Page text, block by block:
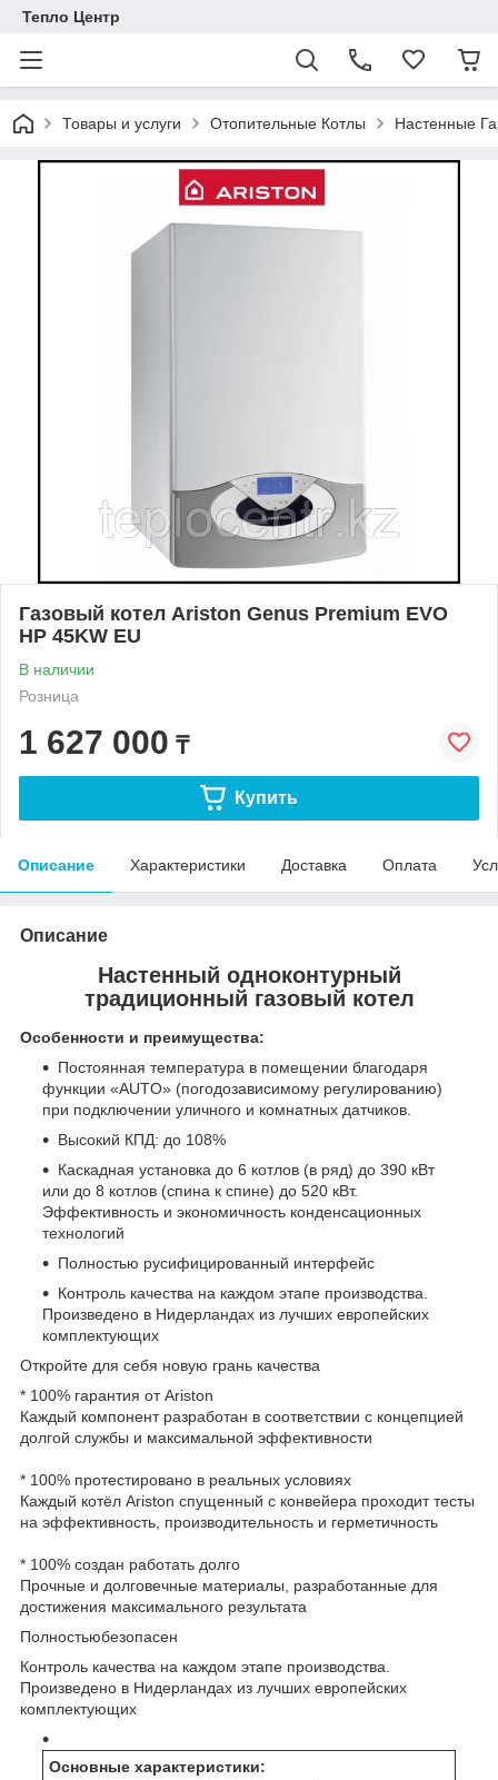
Тепло Центр
Товары и услуги Отопительные Котлы Настенные
Газовый котел Ariston Genus Premium EVO
HP 45KW EU
В наличии
Розница
1 627 000 ₸
Купить
Описание Характеристики Доставка Оплата
Описание
Настенный одноконтурный
традиционный газовый котел
Особенности и преимущества:
Постоянная температура в помещении благодаря
функции «AUTO» (погодозависимому регулированию)
при подключении уличного и комнатных датчиков.
Высокий КПД: до 108%
Каскадная установка до 6 котлов (в ряд) до 390 кВт
или до 8 котлов (спина к спине) до 520 кВт.
Эффективность и экономичность конденсационных
технологий
Полностью русифицированный интерфейс
Контроль качества на каждом этапе производства.
Произведено в Нидерландах из лучших европейских
комплектующих
Откройте для себя новую грань качества
* 100% гарантия от Ariston
Каждый компонент разработан в соответствии с концепцией
долгой службы и максимальной эффективности
* 100% протестировано в реальных условиях
Каждый котёл Ariston спущенный с конвейера проходит тесты
на эффективность, производительность и герметичность
* 100% создан работать долго
Прочные и долговечные материалы, разработанные для
достижения максимального результата
Полностьюбезопасен
Контроль качества на каждом этапе производства.
Произведено в Нидерландах из лучших европейских
комплектующих
Основные характеристики: